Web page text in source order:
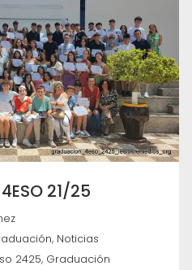
21/25
, Noticias
2425, Graduación